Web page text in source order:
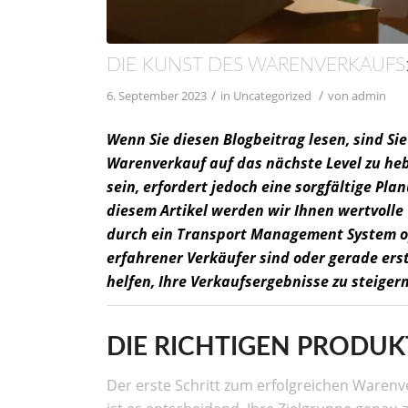
DIE KUNST DES
6. September 2023 / in Uncategorized / vonadmin
Wenn Sie diesen Blogbeitrag lesen, sind
Warenverkauf auf das nächste Level zu
sein, erfordert jedoch eine sorgfältige
diesem Artikel werden wir Ihnen
durch ein Transport Management System
erfahrener Verkäufer sind oder gerade
helfen, Ihre Verkaufsergebnisse zu
DIE RICHTIGEN
Der erste Schritt zum erfolgreichen